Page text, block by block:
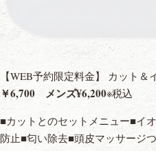
【WEB予約限定料金】 カット
￥6,700 メンズ¥6,200※税込
■カットとのセットメニュー■イ
防止■匂い除去■頭皮マッサージ